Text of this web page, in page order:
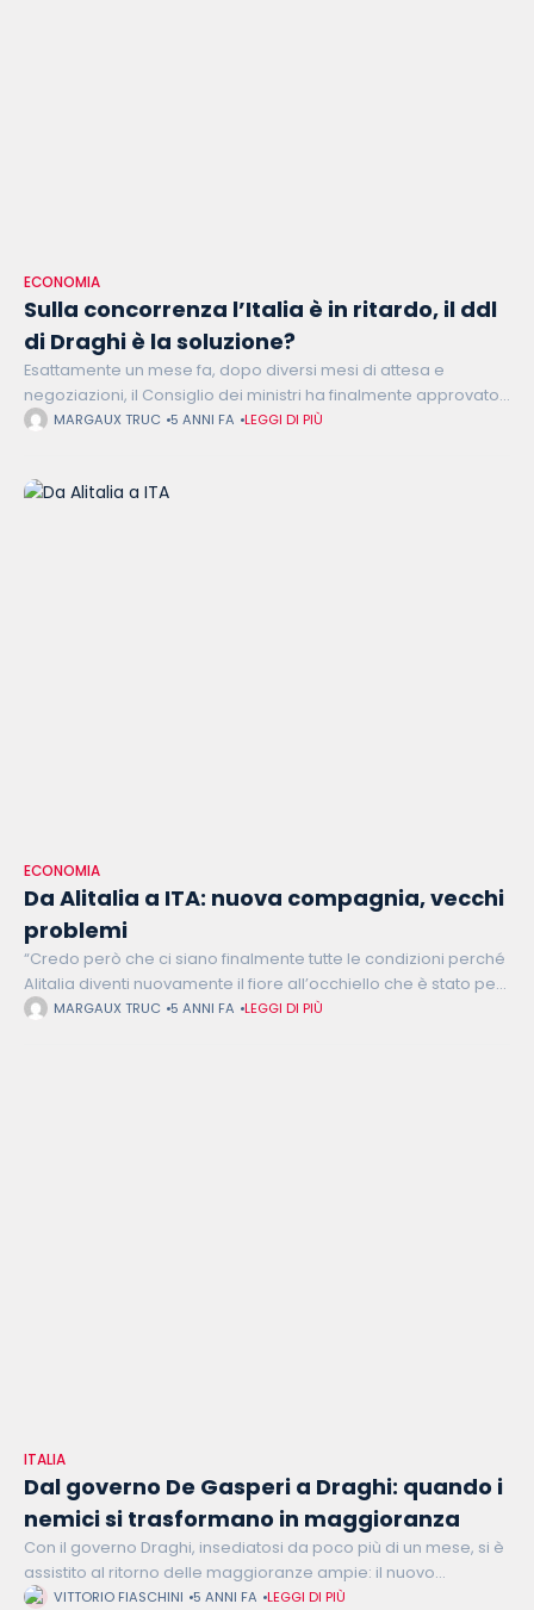
ECONOMIA
Sulla concorrenza l’Italia è in ritardo, il ddl
di Draghi è la soluzione?
Esattamente un mese fa, dopo diversi mesi di attesa e
negoziazioni, il Consiglio dei ministri ha finalmente approvato
il ddl sulla concorrenza. La riforma della politica della
MARGAUX TRUC 5 ANNI FA LEGGI DI PIÙ
ECONOMIA
Da Alitalia a ITA: nuova compagnia, vecchi
problemi
“Credo però che ci siano finalmente tutte le condizioni perché
Alitalia diventi nuovamente il fiore all’occhiello che è stato per
tanti anni per il nostro Paese”. Finiva così l’intervento dell’allora
MARGAUX TRUC 5 ANNI FA LEGGI DI PIÙ
ITALIA
Dal governo De Gasperi a Draghi: quando i
nemici si trasformano in maggioranza
Con il governo Draghi, insediatosi da poco più di un mese, si è
assistito al ritorno delle maggioranze ampie: il nuovo
esecutivo, infatti, se si contano anche i gruppi minori,
VITTORIO FIASCHINI 5 ANNI FA LEGGI DI PIÙ